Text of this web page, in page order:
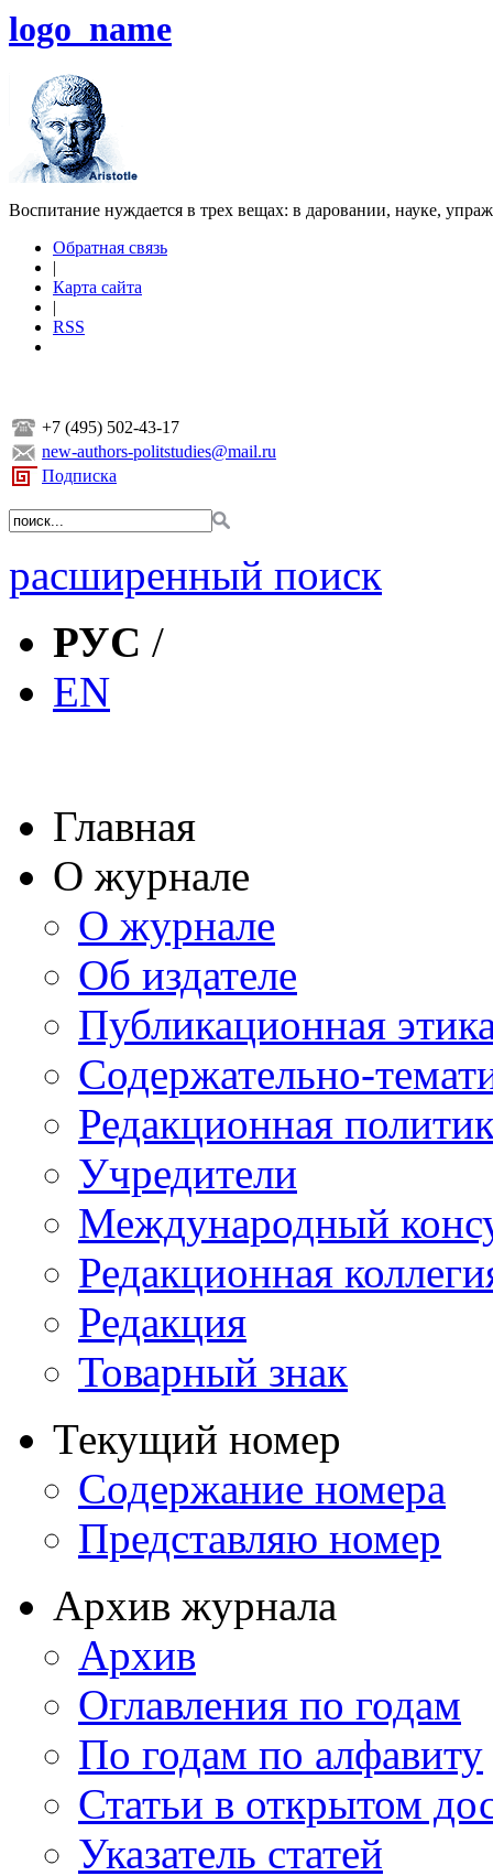
logo_name
Воспитание нуждается в трех вещах: в даровании, науке,
Обратная связь
|
Карта сайта
|
RSS
+7 (495) 502-43-17
new-authors-politstudies@mail.ru
Подписка
расширенный поиск
РУС /
EN
Главная
О журнале
О журнале
Об издателе
Публикационная
Содержательно-
Редакционная
Учредители
Международный
Редакционная
Редакция
Товарный знак
Текущий номер
Содержание номера
Представляю номер
Архив журнала
Архив
Оглавления по годам
По годам по алфавиту
Статьи в открытом
Указатель статей